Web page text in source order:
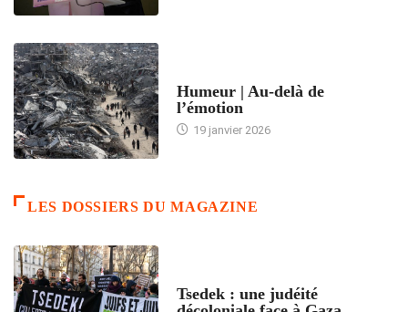
Humeur | Au-delà de
l’émotion
19 janvier 2026
LES DOSSIERS DU MAGAZINE
Tsedek : une judéité